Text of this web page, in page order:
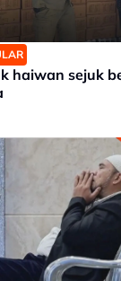
haiwan sejuk